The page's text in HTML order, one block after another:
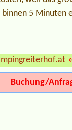
binnen 5 Minuten
»
Buchung/